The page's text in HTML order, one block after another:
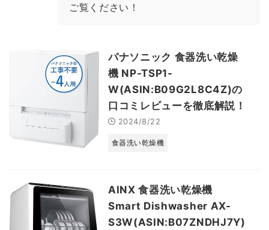
ご覧ください！
パナソニック 食器洗い乾燥
機 NP-TSP1-
W(ASIN:B09G2L8C4Z)の
口コミレビューを徹底解説！
2024/8/22
食器洗い乾燥機
AINX 食器洗い乾燥機
Smart Dishwasher AX-
S3W(ASIN:B07ZNDHJ7Y)